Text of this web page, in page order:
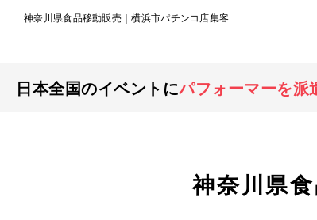
神奈川県食品移動販売｜横浜市パチンコ店集客
日本全国のイベントにパフォーマーを派
神奈川県